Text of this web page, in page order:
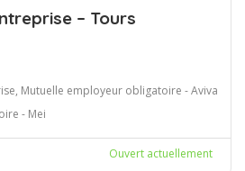
– Tours
Mutuelle employeur obligatoire - Aviva
- Mei
Ouvert actuellement